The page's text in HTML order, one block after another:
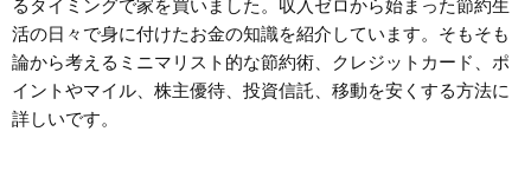
るタイミングで家を買いました。収入ゼロから始まった節約生
活の日々で身に付けたお金の知識を紹介しています。そもそも
論から考えるミニマリスト的な節約術、クレジットカード、ポ
イントやマイル、株主優待、投資信託、移動を安くする方法に
詳しいです。